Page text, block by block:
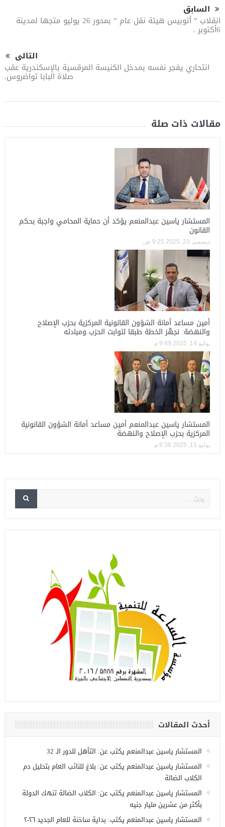
السابق
انقلاب ” أتوبيس هيئة نقل عام ” بمحور 26 يوليو متجها لمدينة
6أكتوبر .
التالى
انتحاري يفجر نفسه بمدخل الكنيسة المرقسية بالإسكندرية عقب
صلاة البابا تواضروس.
مقالات ذات صلة
المستشار ياسين عبدالمنعم يؤكد أن حماية المحامي واجبة بحكم
القانون
ديسمبر 23, 2025 9:25 ص
أمين مساعد أمانة الشؤون القانونية المركزية بحزب الإصلاح
والنهضة: نجهّز الخطة طبقا لثوابت الحزب ومبادئه
يوليو 14, 2025 9:49 م
المستشار ياسين عبدالمنعم أمين مساعد أمانة الشؤون القانونية
المركزية بحزب الإصلاح والنهضة
يوليو 11, 2025 8:38 م
أحدث المقالات
المستشار ياسين عبدالمنعم يكتب عن: التأهل للدور الـ 32
المستشار ياسين عبدالمنعم يكتب عن: بلاغ للنائب العام بتحليل دم
الكلاب الضالة
المستشار ياسين عبدالمنعم يكتب عن: الكلاب الضالة تنهك الدولة
بأكثر من عشرين مليار جنيه
المستشار ياسين عبدالمنعم يكتب: بداية ساخنة للعام الجديد ٢٠٢٦